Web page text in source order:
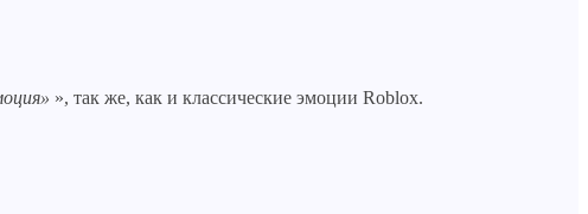
», так же, как и классические эмоции Roblox.